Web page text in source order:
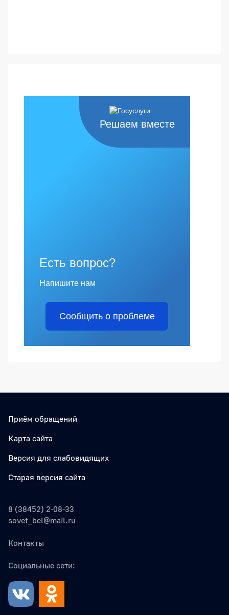
Решаем вместе
Есть вопрос?
Напишите нам
Сообщить о проблеме
Приём обращений
Карта сайта
Версия для слабовидящих
Старая версия сайта
8 (38452) 2-08-33
sovet_bel@mail.ru
Контакты
Социальные сети: